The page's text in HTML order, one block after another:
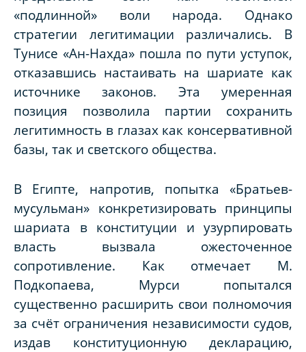
«подлинной» воли народа. Однако
стратегии легитимации различались. В
Тунисе «Ан-Нахда» пошла по пути уступок,
отказавшись настаивать на шариате как
источнике законов. Эта умеренная
позиция позволила партии сохранить
легитимность в глазах как консервативной
базы, так и светского общества.
В Египте, напротив, попытка «Братьев-
мусульман» конкретизировать принципы
шариата в конституции и узурпировать
власть вызвала ожесточенное
сопротивление. Как отмечает М.
Подкопаева, Мурси попытался
существенно расширить свои полномочия
за счёт ограничения независимости судов,
издав конституционную декларацию,